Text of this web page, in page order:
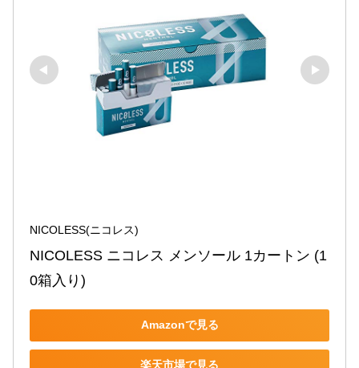
NICOLESS(ニコレス)
NICOLESS ニコレス メンソール 1カートン (1
0箱入り)
Amazonで見る
楽天市場で見る